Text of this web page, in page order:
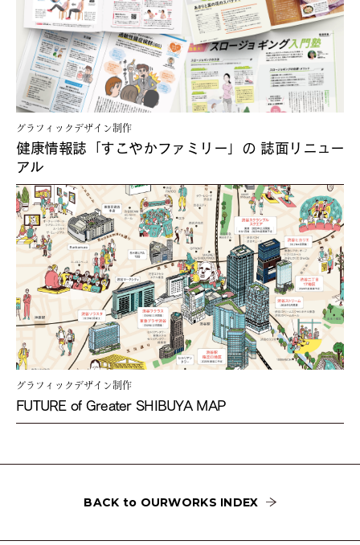
グラフィックデザイン制作
健康情報誌「すこやかファミリー」の 誌面リニュー
アル
グラフィックデザイン制作
FUTURE of Greater SHIBUYA MAP
BACK to OURWORKS INDEX